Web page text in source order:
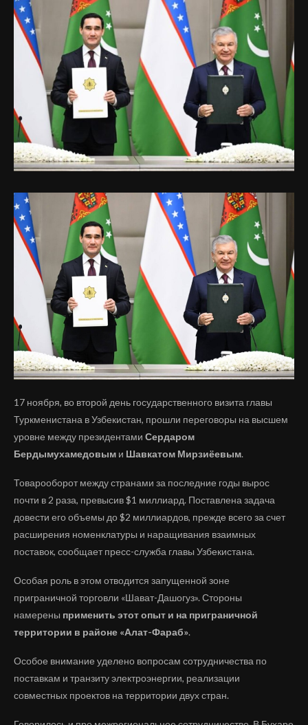
17 ноября, во второй день государственного визита главы
Туркменистана в Узбекистан, прошли переговоры на высшем
уровне между президентами Сердаром
Бердымухамедовым и Шавкатом Мирзиёевым.
Товарооборот между странами за последние годы вырос
почти в 2 раза, превысив $1 миллиард. Поставлена задача
довести его объемы до $2 миллиардов, прежде всего за счет
расширения номенклатуры и наращивания взаимных
поставок, сообщает пресс-служба главы Узбекистана.
Особая роль в этом отводится запущенной зоне
приграничной торговли «Шават-Дашогуз». Стороны
намерены применить этот опыт и на приграничной
территории в районе «Алат-Фараб».
Особое внимание уделено вопросам сотрудничества по
поставкам и транзиту электроэнергии, реализации
совместных проектов на территории двух стран.